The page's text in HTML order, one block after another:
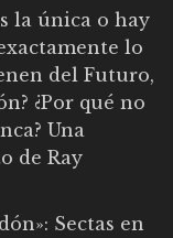
la única o hay
lo
del Futuro,
¿Por qué no
Una
de Ray
Sectas en